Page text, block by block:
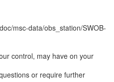
msc-data/obs_station/SWOB-
control, may have on your
or require further